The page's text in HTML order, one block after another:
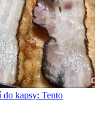
kapsy: Tento